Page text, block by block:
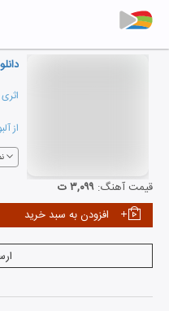
اثری
از
قیمت آهنگ: ۳,۰۹۹ ت
افزودن به سبد خرید